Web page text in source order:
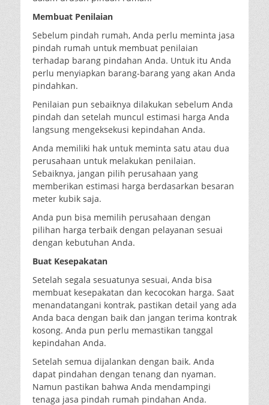
Membuat Penilaian
Sebelum pindah rumah, Anda perlu meminta jasa
pindah rumah untuk membuat penilaian
terhadap barang pindahan Anda. Untuk itu Anda
perlu menyiapkan barang-barang yang akan Anda
pindahkan.
Penilaian pun sebaiknya dilakukan sebelum Anda
pindah dan setelah muncul estimasi harga Anda
langsung mengeksekusi kepindahan Anda.
Anda memiliki hak untuk meminta satu atau dua
perusahaan untuk melakukan penilaian.
Sebaiknya, jangan pilih perusahaan yang
memberikan estimasi harga berdasarkan besaran
meter kubik saja.
Anda pun bisa memilih perusahaan dengan
pilihan harga terbaik dengan pelayanan sesuai
dengan kebutuhan Anda.
Buat Kesepakatan
Setelah segala sesuatunya sesuai, Anda bisa
membuat kesepakatan dan kecocokan harga. Saat
menandatangani kontrak, pastikan detail yang ada
Anda baca dengan baik dan jangan terima kontrak
kosong. Anda pun perlu memastikan tanggal
kepindahan Anda.
Setelah semua dijalankan dengan baik. Anda
dapat pindahan dengan tenang dan nyaman.
Namun pastikan bahwa Anda mendampingi
tenaga jasa pindah rumah pindahan Anda.